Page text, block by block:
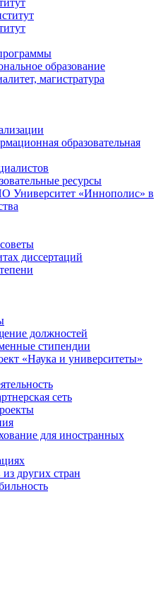
образование
магистратура
образовательная
ресурсы
Университет «Иннополис» в
диссертаций
должностей
стипендии
«Наука и университеты»
сеть
для иностранных
других стран